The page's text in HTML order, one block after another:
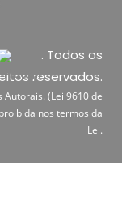
. Todos os
reservados.
(Lei 9610 de
nos termos da
Lei.